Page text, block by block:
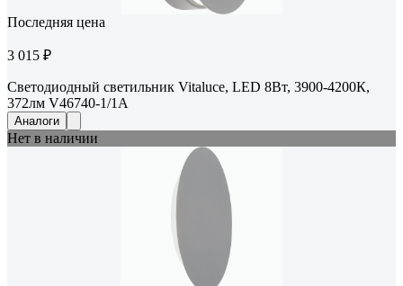
Последняя цена
3 015 ₽
Светодиодный светильник Vitaluce, LED 8Вт, 3900-4200К,
372лм V46740-1/1A
Аналоги
Нет в наличии